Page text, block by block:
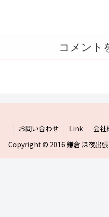
コメント
お問い合わせ Link 会社
Copyright © 2016 鎌倉 深夜出